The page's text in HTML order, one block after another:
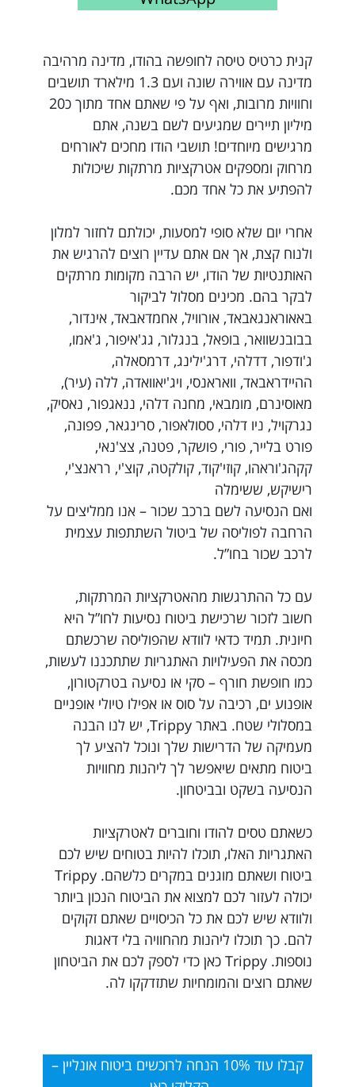
קנית כרטיס טיסה לחופשה בהודו, מדינה מרהיבה
מדינה עם אווירה שונה ועם 1.3 מילארד תושבים
וחוויות מרובות, ואף על פי שאתם אחד מתוך כ20
מיליון תיירים שמגיעים לשם בשנה, אתם
מרגישים מיוחדים! תושבי הודו מחכים לאורחים
מרחוק ומספקים אטרקציות מרתקות שיכולות
להפתיע את כל אחד מכם.
אחרי יום שלא סופי למסעות, יכולתם לחזור למלון
ולנוח קצת, אך אם אתם עדיין רוצים להרגיש את
האותנטיות של הודו, יש הרבה מקומות מרתקים
לבקר בהם. מכינים מסלול לביקור
באאוראנגאבאד, אורוויל, אחמדאבאד, אינדור,
בבובנשוואר, בופאל, בנגלור, גג'איפור, ג'אמו,
ג'ודפור, דדלהי, דרג'ילינג, דרמסאלה,
ההיידראבאד, וואראנסי, ויג'יאוואדה, ללה (עיר),
מאוסינרם, מומבאי, מחנה דלהי, ננאגפור, נאסיק,
נגרקויל, ניו דלהי, ססולאפור, סרינגאר, פפונה,
פורט בלייר, פורי, פושקר, פטנה, צצ'נאי,
קקהג'וראהו, קוזי'קוד, קולקטה, קוצ'י, רראנצ'י,
רישיקש, ששימלה
ואם הנסיעה לשם ברכב שכור – אנו ממליצים על
הרחבה לפוליסה של ביטול השתתפות עצמית
לרכב שכור בחו”ל.
עם כל ההתרגשות מהאטרקציות המרתקות,
חשוב לזכור שרכישת ביטוח נסיעות לחו”ל היא
חיונית. תמיד כדאי לוודא שהפוליסה שרכשתם
מכסה את הפעילויות האתגריות שתתכננו לעשות,
כמו חופשת חורף – סקי או נסיעה בטרקטורון,
אופנוע ים, רכיבה על סוס או אפילו טיולי אופניים
במסלולי שטח. באתר Trippy, יש לנו הבנה
מעמיקה של הדרישות שלך ונוכל להציע לך
ביטוח מתאים שיאפשר לך ליהנות מחוויות
הנסיעה בשקט ובביטחון.
כשאתם טסים להודו וחוברים לאטרקציות
האתגריות האלו, תוכלו להיות בטוחים שיש לכם
ביטוח ושאתם מוגנים במקרים כלשהם. Trippy
יכולה לעזור לכם למצוא את הביטוח הנכון ביותר
ולוודא שיש לכם את כל הכיסויים שאתם זקוקים
להם. כך תוכלו ליהנות מהחוויה בלי דאגות
נוספות. Trippy כאן כדי לספק לכם את הביטחון
שאתם רוצים והמומחיות שתזדקקו לה.
קבלו עוד 10% הנחה לרוכשים ביטוח אונליין –